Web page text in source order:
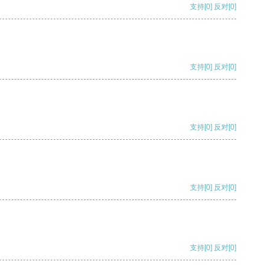
支持[0] 反对[0]
支持[0] 反对[0]
支持[0] 反对[0]
支持[0] 反对[0]
支持[0] 反对[0]